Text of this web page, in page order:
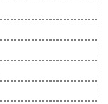
内陆小镇的保
行闭关自守，
俗噱头片，那